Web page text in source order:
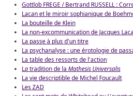
Gottlob FREGE / Bertrand RUSSELL :
Lacan et le miroir sophianique de
La bouteille de Klein
La non-excommunication de Jacques
La passe à plus d'un titre
La psychanalyse : une érotologie de
La table des ressorts de l'action
Latradition de la Mathesis Universalis
La vie descriptible de Michel Foucault
Les ZAD